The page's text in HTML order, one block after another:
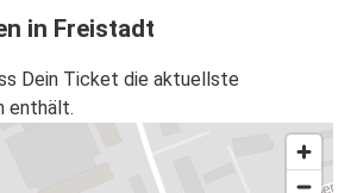
in Freistadt
Dein Ticket die aktuellste
enthält.